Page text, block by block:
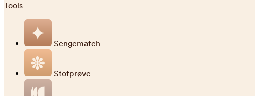
Tools
Sengematch
Stofprøve